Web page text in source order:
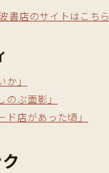
書店のサイトはこちら
か」
のぶ面影」
ド店があった頃」